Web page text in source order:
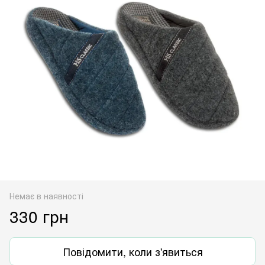
Немає в наявності
330 грн
Повідомити, коли з'явиться